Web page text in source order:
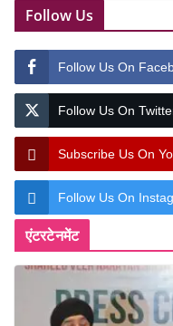
Follow Us
Follow Us On
Follow Us On
Subscribe Us On
Follow Us On
एंटरटेनमेंट